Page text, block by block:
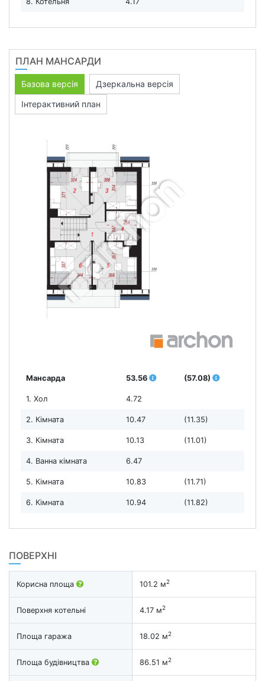
ПЛАН МАНСАРДИ
Базова версія
Дзеркальна версія
Інтерактивний план
Мансарда 53.56 (57.08)
1. Хол 4.72
2. Кімната 10.47 (11.35)
3. Кімната 10.13 (11.01)
4. Ванна кімната 6.47
5. Кімната 10.83 (11.71)
6. Кімната 10.94 (11.82)
ПОВЕРХНІ
Корисна площа 101.2 м2
Поверхня котельні 4.17 м2
Площа гаража 18.02 м2
Площа будівництва 86.51 м2